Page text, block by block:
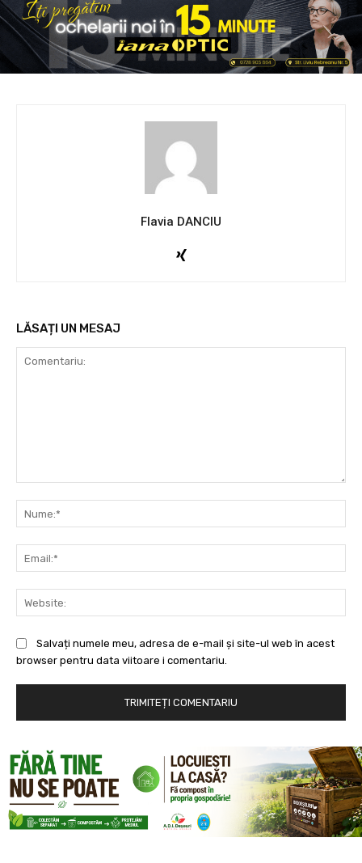
Flavia DANCIU
LĂSAȚI UN MESAJ
Salvați numele meu, adresa de e-mail și site-ul web în acest
browser pentru data viitoare i comentariu.